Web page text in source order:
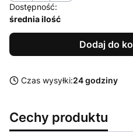
Dostępność:
średnia ilość
Dodaj do
Czas wysyłki:24 godziny
Cechy produktu